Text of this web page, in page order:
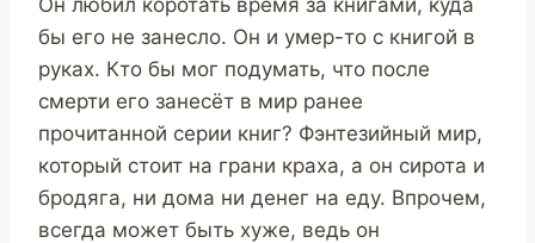
бы его не занесло. Он и умер-то с книгой в
руках. Кто бы мог подумать, что после
смерти его занесёт в мир ранее
прочитанной серии книг? Фэнтезийный мир,
который стоит на грани краха, а он сирота и
бродяга, ни дома ни денег на еду. Впрочем,
всегда может быть хуже, ведь он